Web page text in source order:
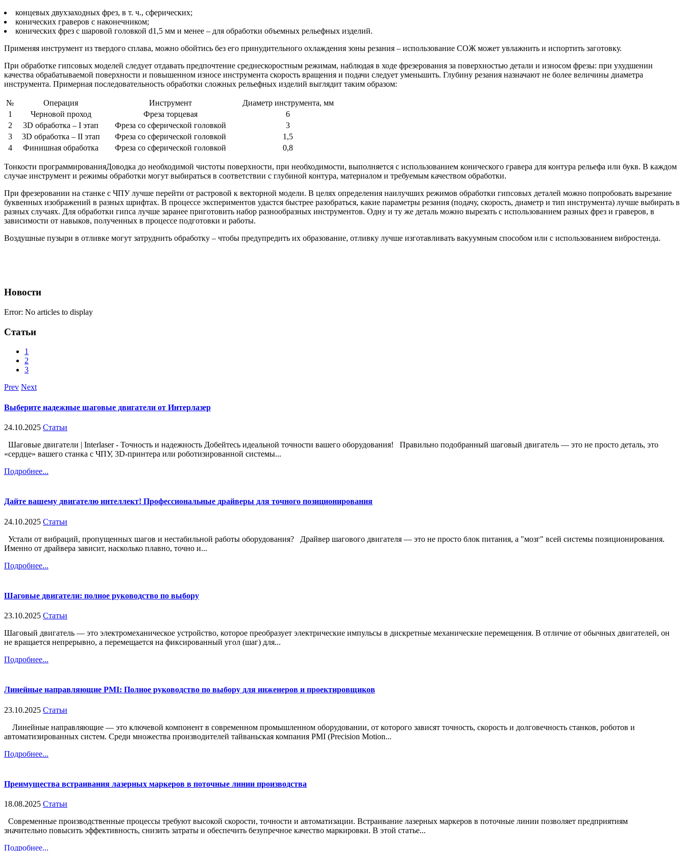
концевых двухзаходных фрез, в т. ч., сферических;
конических граверов с наконечником;
конических фрез с шаровой головкой d1,5 мм и менее – для обработки объемных рельефных изделий.
Применяя инструмент из твердого сплава, можно обойтись без его принудительного охлаждения зоны резания – использование СОЖ может увлажнить и испортить заготовку.
При обработке гипсовых моделей следует отдавать предпочтение среднескоростным режимам, наблюдая в ходе фрезерования за поверхностью детали и износом фрезы: при ухудшении
качества обрабатываемой поверхности и повышенном износе инструмента скорость вращения и подачи следует уменьшить. Глубину резания назначают не более величины диаметра
инструмента. Примерная последовательность обработки сложных рельефных изделий выглядит таким образом:
№ Операция Инструмент
Диаметр инструмента, мм
1
Черновой проход Фреза торцевая
6
2
3D обработка – I этап Фреза со сферической головкой
3
3
3D обработка – II этап Фреза со сферической головкой
1,5
4
Финишная обработка Фреза со сферической головкой 0,8
Тонкости программированияДоводка до необходимой чистоты поверхности, при необходимости, выполняется с использованием конического гравера для контура рельефа или букв. В каждом
случае инструмент и режимы обработки могут выбираться в соответствии с глубиной контура, материалом и требуемым качеством обработки.
При фрезеровании на станке с ЧПУ лучше перейти от растровой к векторной модели. В целях определения наилучших режимов обработки гипсовых деталей можно попробовать вырезание
буквенных изображений в разных шрифтах. В процессе экспериментов удастся быстрее разобраться, какие параметры резания (подачу, скорость, диаметр и тип инструмента) лучше выбирать в
разных случаях. Для обработки гипса лучше заранее приготовить набор разнообразных инструментов. Одну и ту же деталь можно вырезать с использованием разных фрез и граверов, в
зависимости от навыков, полученных в процессе подготовки и работы.
Воздушные пузыри в отливке могут затруднить обработку – чтобы предупредить их образование, отливку лучше изготавливать вакуумным способом или с использованием вибростенда.
Новости
Error: No articles to display
Статьи
1
2
3
Prev Next
Выберите надежные шаговые двигатели от Интерлазер
24.10.2025 Статьи
Шаговые двигатели | Interlaser - Точность и надежность Добейтесь идеальной точности вашего оборудования! Правильно подобранный шаговый двигатель — это не просто деталь, это
«сердце» вашего станка с ЧПУ, 3D-принтера или роботизированной системы...
Подробнее...
Дайте вашему двигателю интеллект! Профессиональные драйверы для точного позиционирования
24.10.2025 Статьи
Устали от вибраций, пропущенных шагов и нестабильной работы оборудования? Драйвер шагового двигателя — это не просто блок питания, а "мозг" всей системы позиционирования.
Именно от драйвера зависит, насколько плавно, точно и...
Подробнее...
Шаговые двигатели: полное руководство по выбору
23.10.2025 Статьи
Шаговый двигатель — это электромеханическое устройство, которое преобразует электрические импульсы в дискретные механические перемещения. В отличие от обычных двигателей, он
не вращается непрерывно, а перемещается на фиксированный угол (шаг) для...
Подробнее...
Линейные направляющие PMI: Полное руководство по выбору для инженеров и проектировщиков
23.10.2025 Статьи
Линейные направляющие — это ключевой компонент в современном промышленном оборудовании, от которого зависят точность, скорость и долговечность станков, роботов и
автоматизированных систем. Среди множества производителей тайваньская компания PMI (Precision Motion...
Подробнее...
Преимущества встраивания лазерных маркеров в поточные линии производства
18.08.2025 Статьи
Современные производственные процессы требуют высокой скорости, точности и автоматизации. Встраивание лазерных маркеров в поточные линии позволяет предприятиям
значительно повысить эффективность, снизить затраты и обеспечить безупречное качество маркировки. В этой статье...
Подробнее...